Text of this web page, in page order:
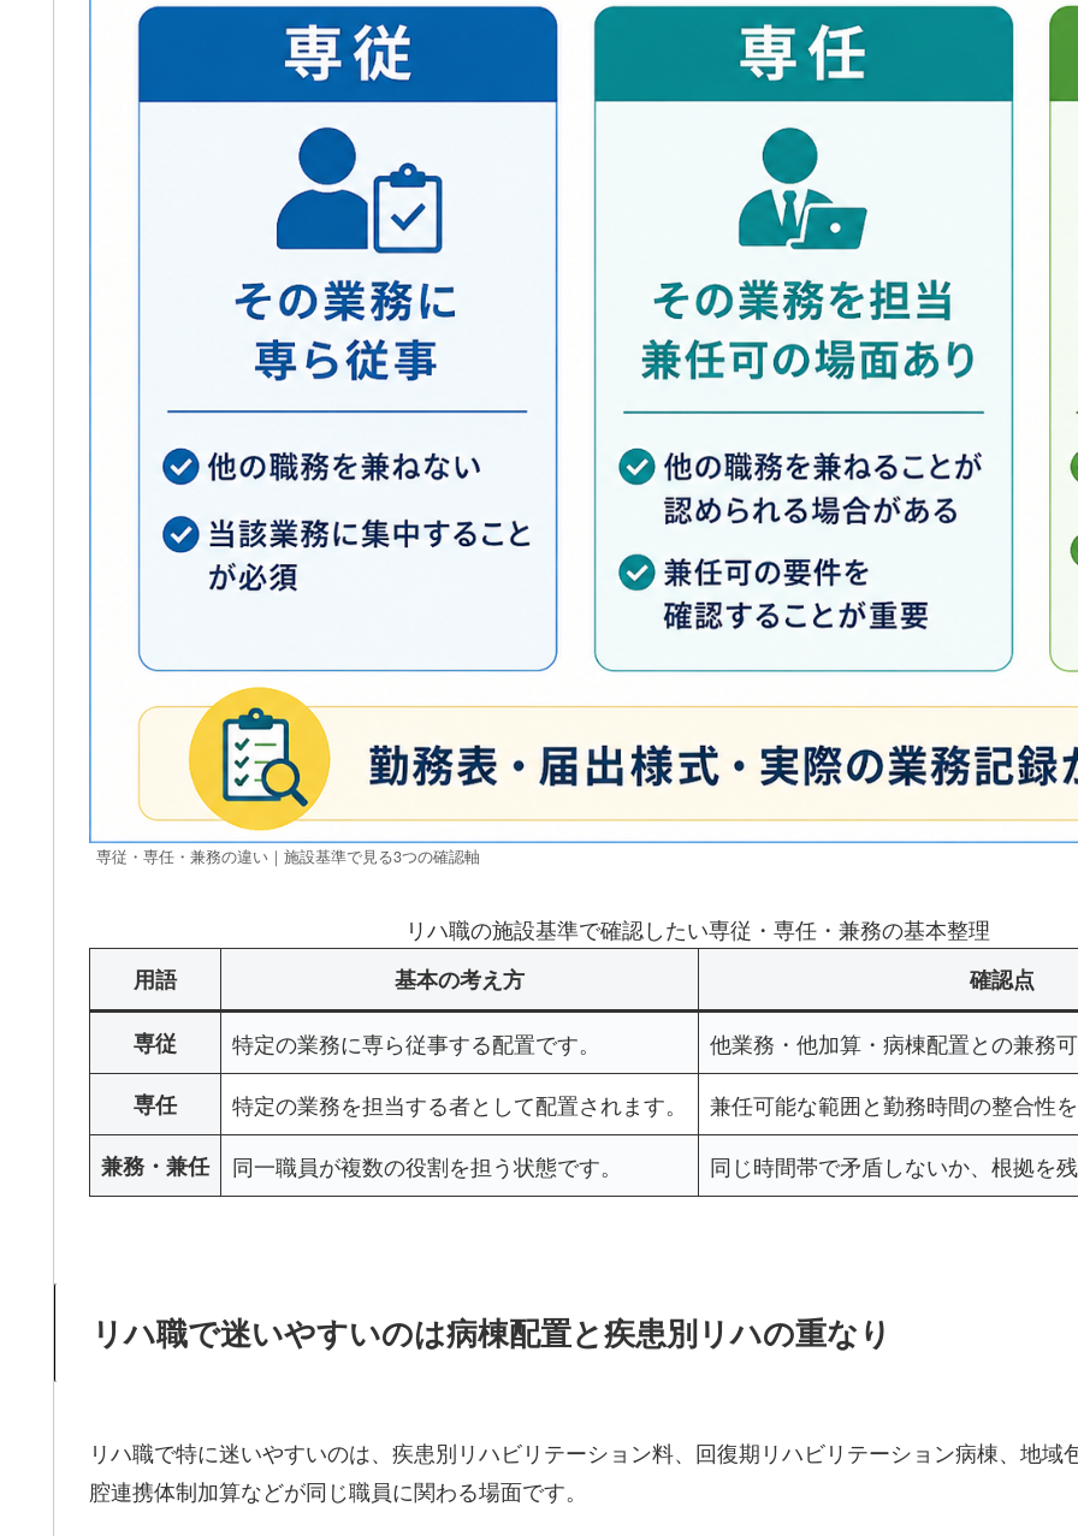
専従・専任・兼務の違い｜施設基準で見る3つの確認軸
リハ職の施設基準で確認したい専従・専任・兼務の基本整理
用語
基本の考え方 確認点
専従 特定の業務に専ら従事する配置です。
他業務・他加算・病棟配置との兼務
専任
特定の業務を担当する者として配置されます。
兼任可能な範囲と勤務時間の整合性
兼務・兼任
同一職員が複数の役割を担う状態です。 同じ時間帯で矛盾しないか、根拠を
リハ職で迷いやすいのは病棟配置と疾患別リハの重なり
リハ職で特に迷いやすいのは、疾患別リハビリテーション料、回復期リハビリテーション病棟、地
腔連携体制加算などが同じ職員に関わる場面です。